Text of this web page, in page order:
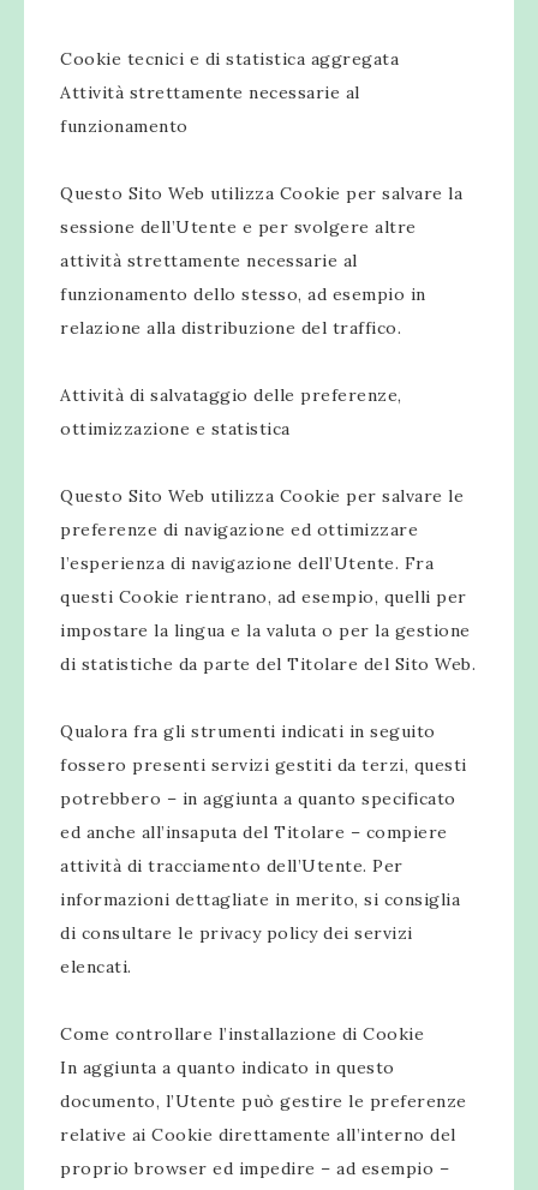
Cookie tecnici e di statistica aggregata
Attività strettamente necessarie al
funzionamento
Questo Sito Web utilizza Cookie per salvare la
sessione dell’Utente e per svolgere altre
attività strettamente necessarie al
funzionamento dello stesso, ad esempio in
relazione alla distribuzione del traffico.
Attività di salvataggio delle preferenze,
ottimizzazione e statistica
Questo Sito Web utilizza Cookie per salvare le
preferenze di navigazione ed ottimizzare
l’esperienza di navigazione dell’Utente. Fra
questi Cookie rientrano, ad esempio, quelli per
impostare la lingua e la valuta o per la gestione
di statistiche da parte del Titolare del Sito Web.
Qualora fra gli strumenti indicati in seguito
fossero presenti servizi gestiti da terzi, questi
potrebbero – in aggiunta a quanto specificato
ed anche all’insaputa del Titolare – compiere
attività di tracciamento dell’Utente. Per
informazioni dettagliate in merito, si consiglia
di consultare le privacy policy dei servizi
elencati.
Come controllare l’installazione di Cookie
In aggiunta a quanto indicato in questo
documento, l’Utente può gestire le preferenze
relative ai Cookie direttamente all’interno del
proprio browser ed impedire – ad esempio –